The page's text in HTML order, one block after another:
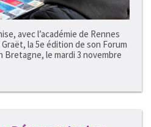
avec l’académie de Rennes
la 5e édition de son Forum
le mardi 3 novembre